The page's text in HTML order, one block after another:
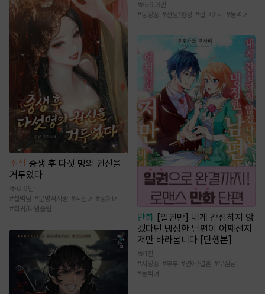
소설 중생 후 다섯 명의 권신을
거두었다
6.6만
#철벽남 #운명적사랑 #직진녀 #상처녀
#회귀/타임슬립
59.3만
#동양풍 #전생/환생 #걸크러시 #능력녀
만화
[일권만] 내게 간섭하지 않
겠다던 냉정한 남편이 어째선지
저만 바라봅니다 [단행본]
1천
#서양풍 #부부 #연애/결혼 #무심남
#능력녀